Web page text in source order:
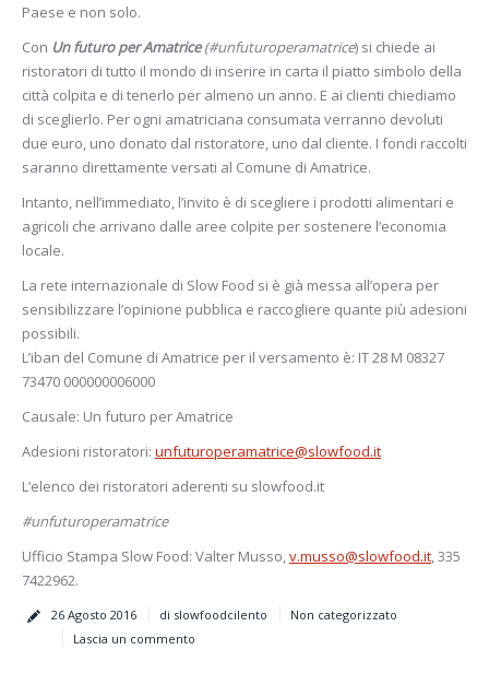
Paese e non solo.
Con Un futuro per Amatrice (#unfuturoperamatrice) si chiede ai
ristoratori di tutto il mondo di inserire in carta il piatto simbolo della
città colpita e di tenerlo per almeno un anno. E ai clienti chiediamo
di sceglierlo. Per ogni amatriciana consumata verranno devoluti
due euro, uno donato dal ristoratore, uno dal cliente. I fondi raccolti
saranno direttamente versati al Comune di Amatrice.
Intanto, nell’immediato, l’invito è di scegliere i prodotti alimentari e
agricoli che arrivano dalle aree colpite per sostenere l’economia
locale.
La rete internazionale di Slow Food si è già messa all’opera per
sensibilizzare l’opinione pubblica e raccogliere quante più adesioni
possibili.
L’iban del Comune di Amatrice per il versamento è: IT 28 M 08327
73470 000000006000
Causale: Un futuro per Amatrice
Adesioni ristoratori: unfuturoperamatrice@slowfood.it
L’elenco dei ristoratori aderenti su slowfood.it
#unfuturoperamatrice
Ufficio Stampa Slow Food: Valter Musso,v.musso@slowfood.it, 335
7422962.
26 Agosto 2016 di slowfoodcilento
Non categorizzato
Lascia un commento